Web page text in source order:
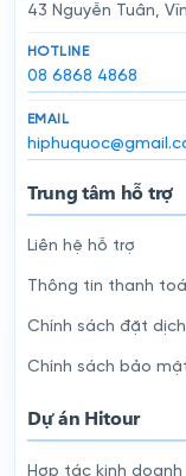
43 Nguyễn Tuân,
HOTLINE
08 6868 4868
EMAIL
Trung tâm hỗ trợ
Liên hệ hỗ trợ
Thông tin thanh
Chính sách đặt
Chính sách bảo
Dự án Hitour
Hợp tác kinh doanh